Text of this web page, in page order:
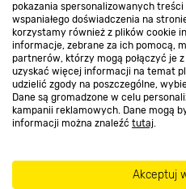
pokazania spersonalizowanych
wspaniałego doświadczenia na
korzystamy również z plików cookie
informacje, zebrane za ich pomocą,
partnerów, którzy mogą połączyć je
uzyskać więcej informacji na temat
udzielić zgody na poszczególne,
Dane są gromadzone w celu
kampanii reklamowych. Dane mogą
informacji można znaleźć tutaj.
Akceptuj
Strefa biznesu
Dołącz do nas